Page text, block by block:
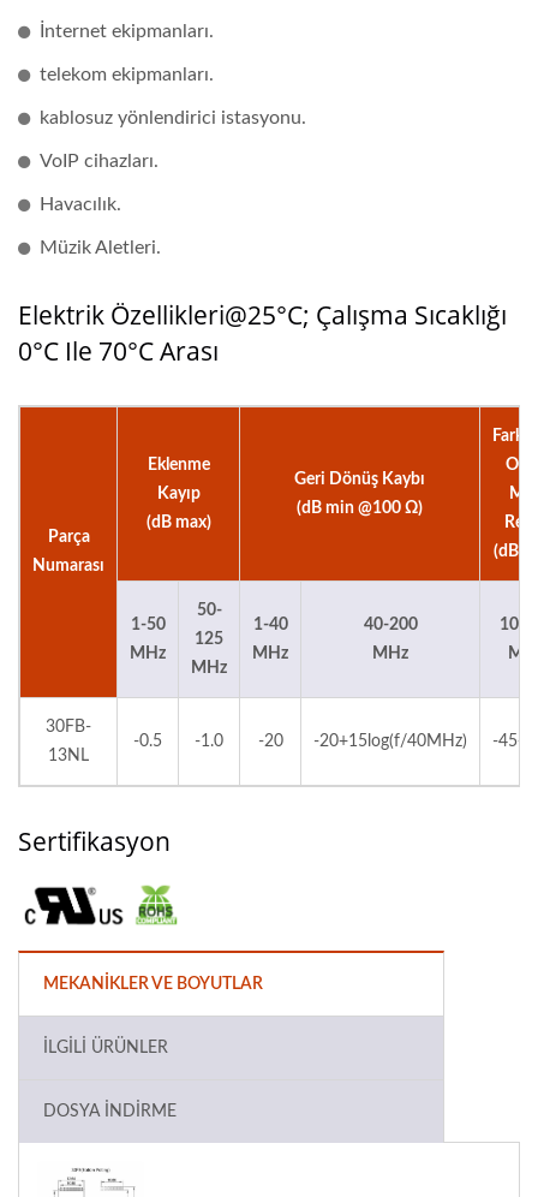
İnternet ekipmanları.
telekom ekipmanları.
kablosuz yönlendirici istasyonu.
VoIP cihazları.
Havacılık.
Müzik Aletleri.
Elektrik Özellikleri@25°C; Çalışma Sıcaklığı
0°C Ile 70°C Arası
Parça
Numarası
Eklenme
Kayıp
(dB max)
Geri Dönüş Kaybı
(dB min @100 Ω)
(dB
1-50
MHz
50-
125
MHz
1-40
MHz
40-200
MHz
10-
30FB-
13NL
-0.5 -1.0 -20 -20+15log(f/40MHz) -
Sertifikasyon
MEKANIKLER VE BOYUTLAR
İLGILI ÜRÜNLER
DOSYA İNDIRME